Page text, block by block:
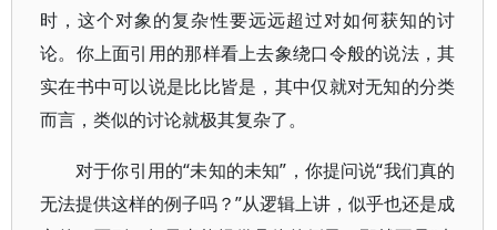
时，这个对象的复杂性要远远超过对如何获知的讨
论。你上面引用的那样看上去象绕口令般的说法，其
实在书中可以说是比比皆是，其中仅就对无知的分类
而言，类似的讨论就极其复杂了。
对于你引用的“未知的未知”，你提问说“我们真的
无法提供这样的例子吗？”从逻辑上讲，似乎也还是成